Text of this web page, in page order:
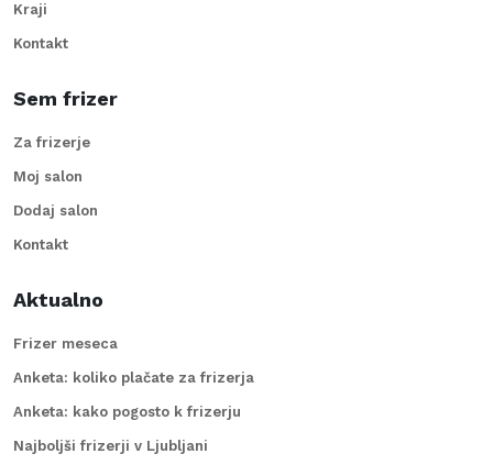
Kraji
Kontakt
Sem frizer
Za frizerje
Moj salon
Dodaj salon
Kontakt
Aktualno
Frizer meseca
Anketa: koliko plačate za frizerja
Anketa: kako pogosto k frizerju
Najboljši frizerji v Ljubljani